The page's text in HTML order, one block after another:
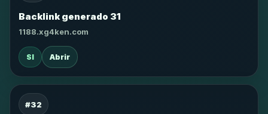
Backlink generado 31
1188.xg4ken.com
SI Abrir
#32